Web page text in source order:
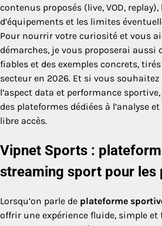
contenus proposés (live, VOD,
d’équipements et les limites
Pour nourrir votre curiosité et vous
démarches, je vous proposerai aussi
fiables et des exemples concrets,
secteur en 2026. Et si vous
l’aspect data et performance
des plateformes dédiées à l’analyse
libre accès.
Vipnet Sports :
streaming sport pour les
Lorsqu’on parle de plateforme
offrir une expérience fluide, simple et